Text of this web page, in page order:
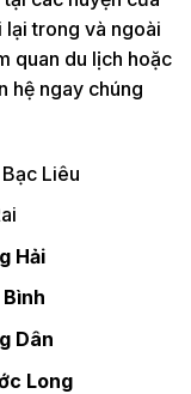
lại trong và ngoài
quan du lịch hoặc
hệ ngay chúng
Liêu
Hải
Dân
Long